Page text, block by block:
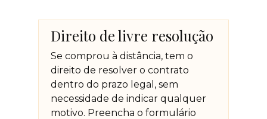
Direito de livre resolução
Se comprou à distância, tem o
direito de resolver o contrato
dentro do prazo legal, sem
necessidade de indicar qualquer
motivo. Preencha o formulário